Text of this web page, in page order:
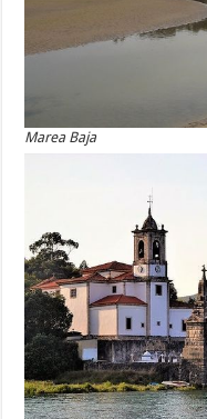
Marea Baja